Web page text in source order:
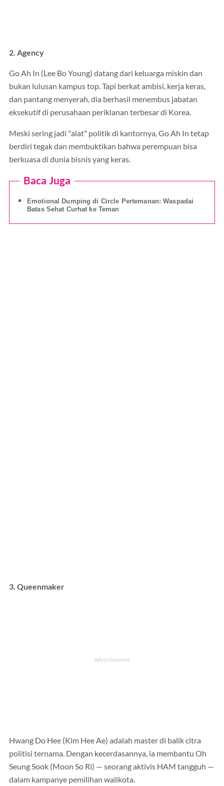
2. Agency
Go Ah In (Lee Bo Young) datang dari keluarga miskin dan
bukan lulusan kampus top. Tapi berkat ambisi, kerja keras,
dan pantang menyerah, dia berhasil menembus jabatan
eksekutif di perusahaan periklanan terbesar di Korea.
Meski sering jadi "alat" politik di kantornya, Go Ah In tetap
berdiri tegak dan membuktikan bahwa perempuan bisa
berkuasa di dunia bisnis yang keras.
Baca Juga
Emotional Dumping di Circle Pertemanan: Waspadai
Batas Sehat Curhat ke Teman
3. Queenmaker
Hwang Do Hee (Kim Hee Ae) adalah master di balik citra
politisi ternama. Dengan kecerdasannya, ia membantu Oh
Seung Sook (Moon So Ri) — seorang aktivis HAM tangguh —
dalam kampanye pemilihan walikota.